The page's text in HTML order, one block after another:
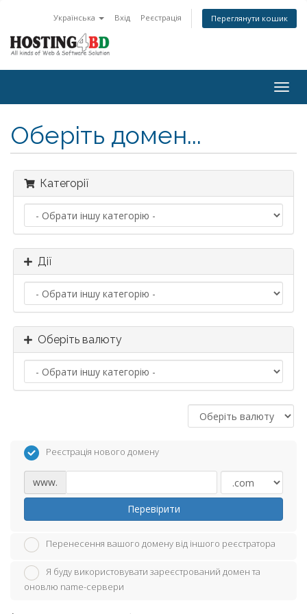
Українська Вхід Реєстрація Переглянути кошик
Оберіть домен...
Категорії
Дії
Оберіть валюту
Реєстрація нового домену
www.
Перевірити
Перенесення вашого домену від іншого реєстратора
Я буду використовувати зареєстрований домен та
оновлю name-сервери